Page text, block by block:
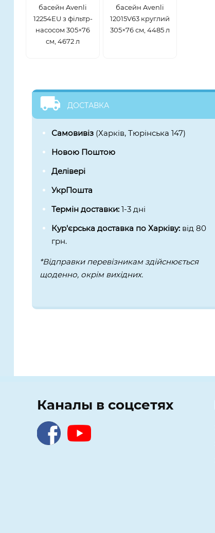
басейн Avenli
12254EU з фільтр-
насосом 305×76
см, 4672 л
басейн Avenli
12015V63 круглий
305×76 см, 4485 л
ДОСТАВКА
Самовивіз (Харків, Тюрінська 147)
Новою Поштою
Делівері
УкрПошта
Термін доставки:1-3 дні
Кур'єрська доставка по Харківу: від 80
грн.
*Відправки перевізникам здійснюється
щоденно, окрім вихідних.
Каналы в соцсетях